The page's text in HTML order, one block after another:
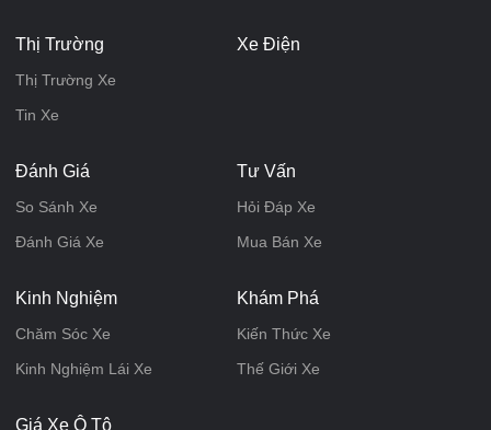
Thị Trường
Thị Trường Xe
Tin Xe
Xe Điện
Đánh Giá
So Sánh Xe
Đánh Giá Xe
Tư Vấn
Hỏi Đáp Xe
Mua Bán Xe
Kinh Nghiệm
Chăm Sóc Xe
Kinh Nghiệm Lái Xe
Khám Phá
Kiến Thức Xe
Thế Giới Xe
Giá Xe Ô Tô